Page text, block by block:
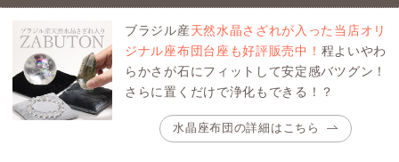
ブラジル産天然水晶さざれが入った当店オリ
ジナル座布団台座も好評販売中！ 程よいやわ
らかさが石にフィットして安定感バツグン！
さらに置くだけで浄化もできる！？
水晶座布団の詳細はこちら